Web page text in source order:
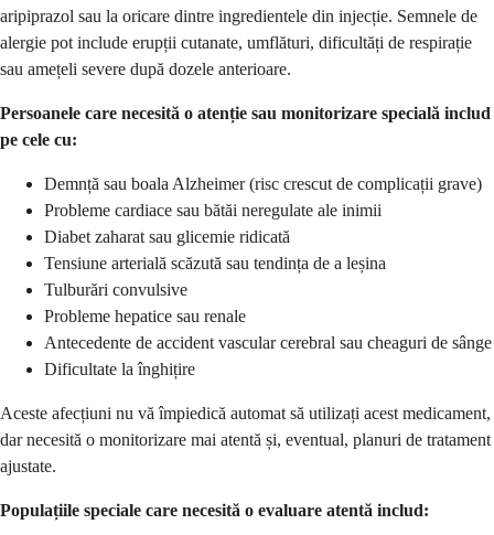
aripiprazol sau la oricare dintre ingredientele din injecție. Semnele de
alergie pot include erupții cutanate, umflături, dificultăți de respirație
sau amețeli severe după dozele anterioare.
Persoanele care necesită o atenție sau monitorizare specială includ
pe cele cu:
Demnță sau boala Alzheimer (risc crescut de complicații grave)
Probleme cardiace sau bătăi neregulate ale inimii
Diabet zaharat sau glicemie ridicată
Tensiune arterială scăzută sau tendința de a leșina
Tulburări convulsive
Probleme hepatice sau renale
Antecedente de accident vascular cerebral sau cheaguri de sânge
Dificultate la înghițire
Aceste afecțiuni nu vă împiedică automat să utilizați acest medicament,
dar necesită o monitorizare mai atentă și, eventual, planuri de tratament
ajustate.
Populațiile speciale care necesită o evaluare atentă includ: